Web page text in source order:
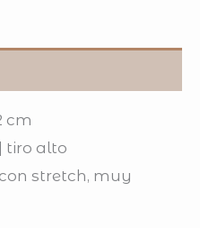
cm
tiro alto
stretch, muy